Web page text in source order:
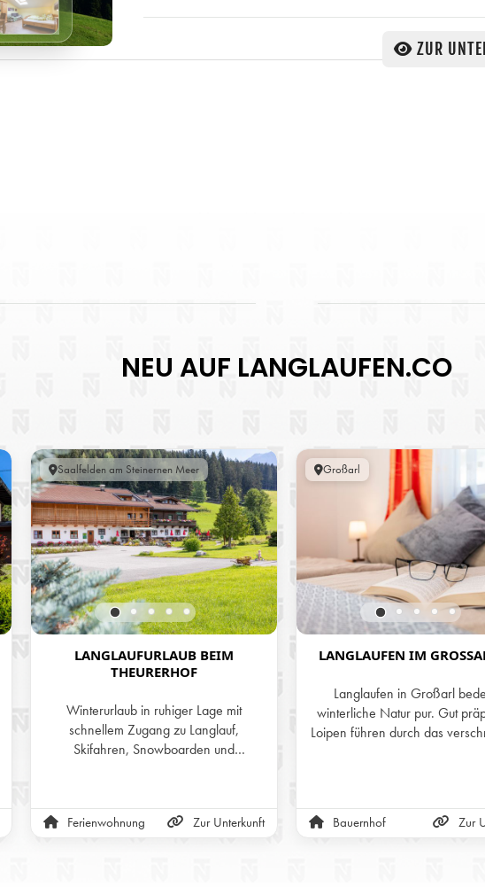
ZUR
NEU AUF LANGLAUFEN.CO
Saalfelden am Steinernen Meer
LANGLAUFURLAUB BEIM
THEURERHOF
Winterurlaub in ruhiger Lage mit
schnellem Zugang zu Langlauf,
Skifahren, Snowboarden und
Ferienwohnung Zur Unterkunft
Großarl
LANGLAUFEN IM
Langlaufen in Großarl
winterliche Natur pur. Gut
Loipen führen durch das
beeindruckenden Bergwelt
hier Ruhe, Bewegung und
Bauernhof Zur